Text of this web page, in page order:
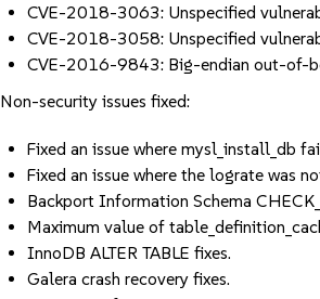
CVE-2018-3063: Unspecified
CVE-2018-3058: Unspecified
CVE-2016-9843: Big-endian out-of-
Non-security issues fixed:
Fixed an issue where mysl_install_db
Fixed an issue where the lograte was
Backport Information Schema
Maximum value of
InnoDB ALTER TABLE fixes.
Galera crash recovery fixes.